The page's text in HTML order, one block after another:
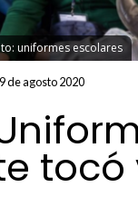
uniformes escolares
de agosto 2020
tocó